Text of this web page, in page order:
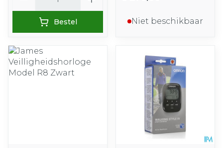
Bestel Niet beschikbaar